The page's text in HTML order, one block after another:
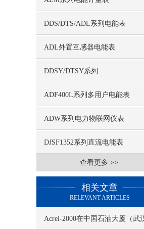
DDS/DTS/ADL系列电能表
ADL外置互感器电能表
DDSY/DTSY系列
ADF400L系列多用户电能表
ADW系列电力物联网仪表
DJSF1352系列直流电能表
查看更多 >>
相关文章
RELEVANT ARTICLES
Acrel-2000在中国石油大厦（武